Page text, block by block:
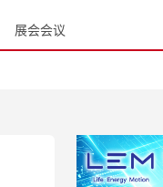
展会会议